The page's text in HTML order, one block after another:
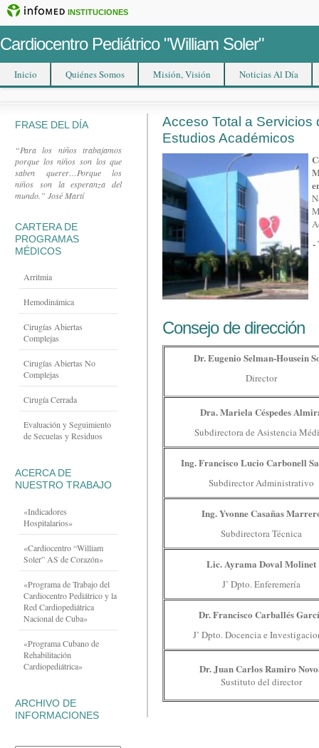
INSTITUCIONES
Cardiocentro Pediátrico "William Soler"
Inicio Quiénes Somos Misión, Visión Noticias Al Día
Acceso Total a Servicios
Estudios Académicos
-
Consejo de dirección
Dr. Eugenio Selman-Housein
Director
Dra. Mariela Céspedes
Subdirectora de Asistencia
Ing. Francisco Lucio Carbonell
Subdirector Administrativo
Ing. Yvonne Casañas
Subdirectora Técnica
Lic. Ayrama Doval Molinet
J’ Dpto. Enferemería
Dr. Francisco Carballés
J’ Dpto. Docencia e
Dr. Juan Carlos Ramiro
Sustituto del director
FRASE DEL DÍA
“Para los niños trabajamos
porque los niños son los que
saben querer…Porque los
niños son la esperanza del
mundo.” José Martí
CARTERA DE
PROGRAMAS
MÉDICOS
Arritmia
Hemodinámica
Cirugías Abiertas
Complejas
Cirugías Abiertas No
Complejas
Cirugía Cerrada
Evaluación y Seguimiento
de Secuelas y Residuos
ACERCA DE
NUESTRO TRABAJO
«Indicadores
Hospitalarios»
«Cardiocentro “William
Soler” AS de Corazón»
«Programa de Trabajo del
Cardiocentro Pediátrico y la
Red Cardiopediátrica
Nacional de Cuba»
«Programa Cubano de
Rehabilitación
Cardiopediátrica»
ARCHIVO DE
INFORMACIONES